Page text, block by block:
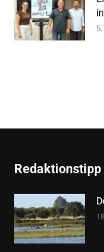
Redaktionstipp